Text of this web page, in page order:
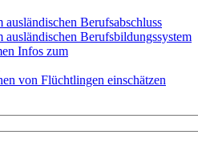
Berufsabschluss
ausländischen Berufsbildungssystem
Infos zum
von Flüchtlingen einschätzen